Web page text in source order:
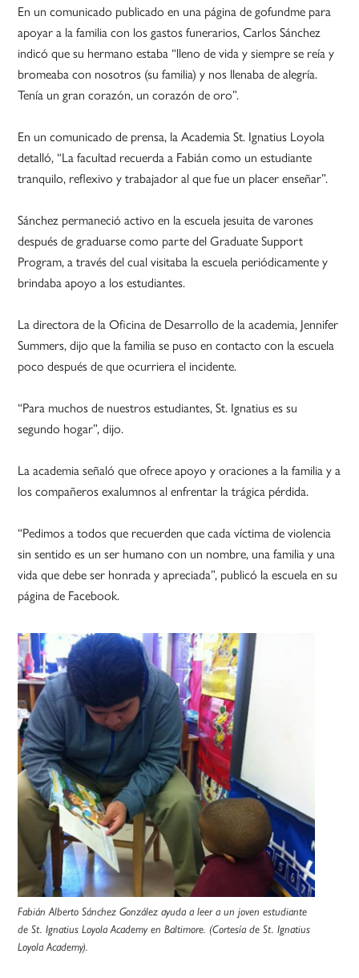
En un comunicado publicado en una página de gofundme para
apoyar a la familia con los gastos funerarios, Carlos Sánchez
indicó que su hermano estaba “lleno de vida y siempre se reía y
bromeaba con nosotros (su familia) y nos llenaba de alegría.
Tenía un gran corazón, un corazón de oro”.
En un comunicado de prensa, la Academia St. Ignatius Loyola
detalló, “La facultad recuerda a Fabián como un estudiante
tranquilo, reflexivo y trabajador al que fue un placer enseñar”.
Sánchez permaneció activo en la escuela jesuita de varones
después de graduarse como parte del Graduate Support
Program, a través del cual visitaba la escuela periódicamente y
brindaba apoyo a los estudiantes.
La directora de la Oficina de Desarrollo de la academia, Jennifer
Summers, dijo que la familia se puso en contacto con la escuela
poco después de que ocurriera el incidente.
“Para muchos de nuestros estudiantes, St. Ignatius es su
segundo hogar”, dijo.
La academia señaló que ofrece apoyo y oraciones a la familia y a
los compañeros exalumnos al enfrentar la trágica pérdida.
“Pedimos a todos que recuerden que cada víctima de violencia
sin sentido es un ser humano con un nombre, una familia y una
vida que debe ser honrada y apreciada”, publicó la escuela en su
página de Facebook.
Fabián Alberto Sánchez González ayuda a leer a un joven estudiante
de St. Ignatius Loyola Academy en Baltimore. (Cortesía de St. Ignatius
Loyola Academy).